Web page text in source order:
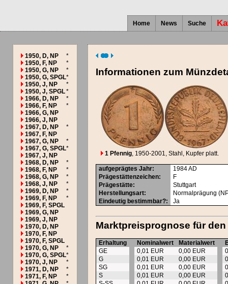
Home News Suche
1950, D, NP
*
1950, F, NP
*
1950, G, NP
*
1950, G, SPGL*
1950, J, NP
*
1950, J, SPGL*
1966, D, NP
*
1966, F, NP
*
1966, G, NP
1966, J, NP
1967, D, NP
*
1967, F, NP
1967, G, NP
*
1967, G, SPGL*
1967, J, NP
1968, D, NP
*
1968, F, NP
*
1968, G, NP
*
1968, J, NP
*
1969, D, NP
*
1969, F, NP
*
1969, F, SPGL
1969, G, NP
1969, J, NP
1970, D, NP
1970, F, NP
1970, F, SPGL
1970, G, NP
*
1970, G, SPGL*
1970, J, NP
*
1971, D, NP
*
1971, F, NP
*
Informationen zum
1 Pfennig, 1950-2001, Stahl, Kupfer platt.
aufgeprägtes Jahr: 1984AD
Prägestättenzeichen:
F
Prägestätte:
Stuttgart
Herstellungsart:
Normalprägung
Eindeutig bestimmbar?: Ja
Marktpreisprognose für den
Erhaltung Nominalwert Materialwert
GE
0,01 EUR 0,00 EUR
G
0,01 EUR 0,00 EUR
SG
0,01 EUR 0,00 EUR
S
0,01 EUR 0,00 EUR